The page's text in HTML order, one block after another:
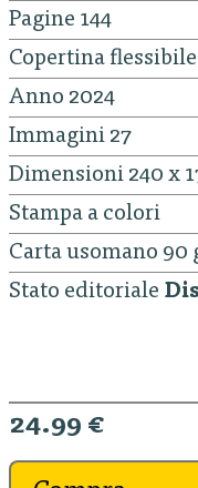
Pagine 144
Copertina
Anno 2024
Immagini 27
Dimensioni 240 x
Stampa a colori
Carta usomano 90
Stato editoriale
24.99 €